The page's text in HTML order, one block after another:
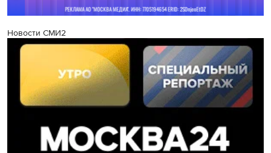
Новости СМИ2